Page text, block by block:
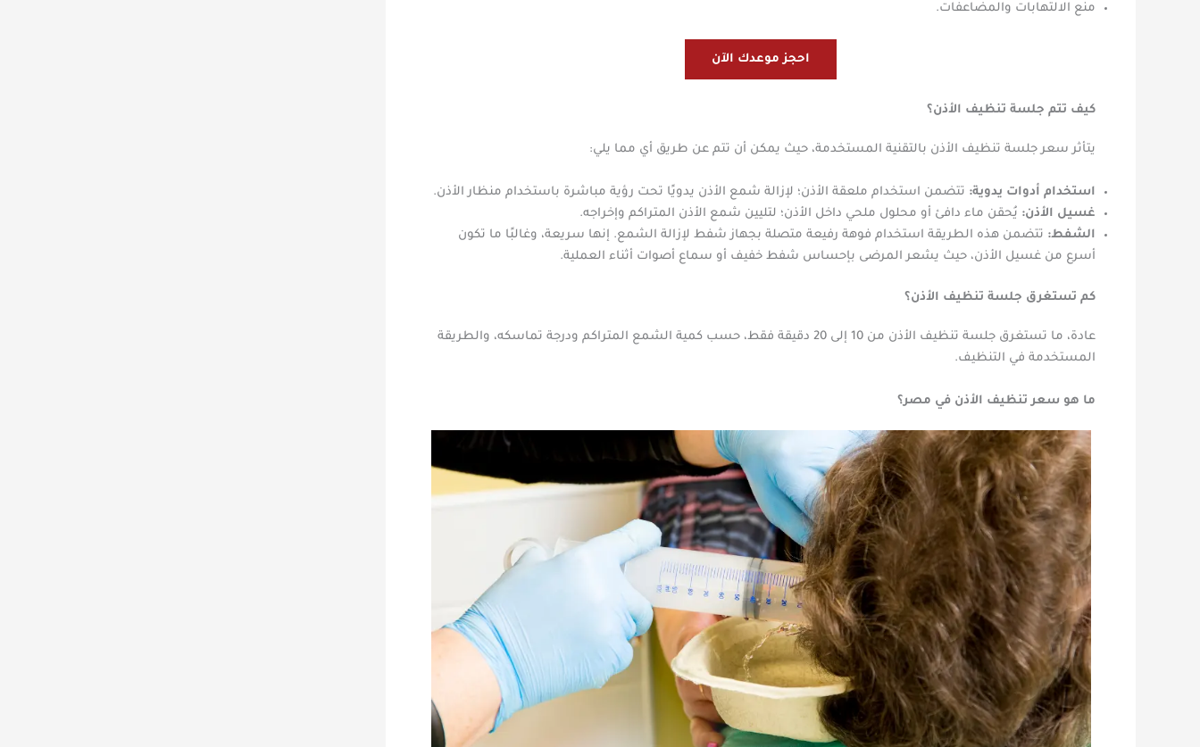
منع الالتهابات والمضاعفات.
احجز موعدك الآن
كيف تتم جلسة تنظيف الأذن؟
يتأثر سعر جلسة تنظيف الأذن بالتقنية المستخدمة، حيث يمكن أن تتم عن طريق أي مما يلي:
استخدام أدوات يدوية: تتضمن استخدام ملعقة الأذن؛ لإزالة شمع الأذن يدويًا تحت رؤية مباشرة باستخدام منظار الأذن.
غسيل الأذن: يُحقن ماء دافئ أو محلول ملحي داخل الأذن؛ لتليين شمع الأذن المتراكم وإخراجه.
الشفط: تتضمن هذه الطريقة استخدام فوهة رفيعة متصلة بجهاز شفط لإزالة الشمع. إنها سريعة، وغالبًا ما تكون
أسرع من غسيل الأذن، حيث يشعر المرضى بإحساس شفط خفيف أو سماع أصوات أثناء العملية.
كم تستغرق جلسة تنظيف الأذن؟
عادة، ما تستغرق جلسة تنظيف الأذن من 10 إلى 20 دقيقة فقط، حسب كمية الشمع المتراكم ودرجة تماسكه، والطريقة
المستخدمة في التنظيف.
ما هو سعر تنظيف الأذن في مصر؟